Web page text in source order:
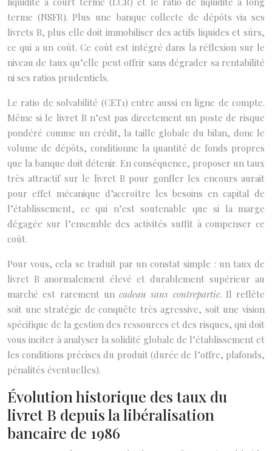
terme (NSFR). Plus une banque collecte de dépôts via ses
livrets B, plus elle doit immobiliser des actifs liquides et sûrs,
ce qui a un coût. Ce coût est intégré dans la réflexion sur le
niveau de taux qu’elle peut offrir sans dégrader sa rentabilité
ni ses ratios prudentiels.
Le ratio de solvabilité (CET1) entre aussi en ligne de compte.
Même si le livret B n’est pas directement un poste de risque
pondéré comme un crédit, la taille globale du bilan, donc le
volume de dépôts, conditionne la quantité de fonds propres
que la banque doit détenir. En conséquence, proposer un taux
très attractif sur le livret B pour gonfler les encours aurait
pour effet mécanique d’accroître les besoins en capital de
l’établissement, ce qui n’est soutenable que si la marge
dégagée sur l’ensemble des activités suffit à compenser ce
coût.
Pour vous, cela se traduit par un constat simple : un taux de
livret B anormalement élevé et durablement supérieur au
marché est rarement un cadeau sans contrepartie. Il reflète
soit une stratégie de conquête très agressive, soit une vision
spécifique de la gestion des ressources et des risques, qui doit
vous inciter à analyser la solidité globale de l’établissement et
les conditions précises du produit (durée de l’offre, plafonds,
pénalités éventuelles).
Évolution historique des taux du
livret B depuis la libéralisation
bancaire de 1986